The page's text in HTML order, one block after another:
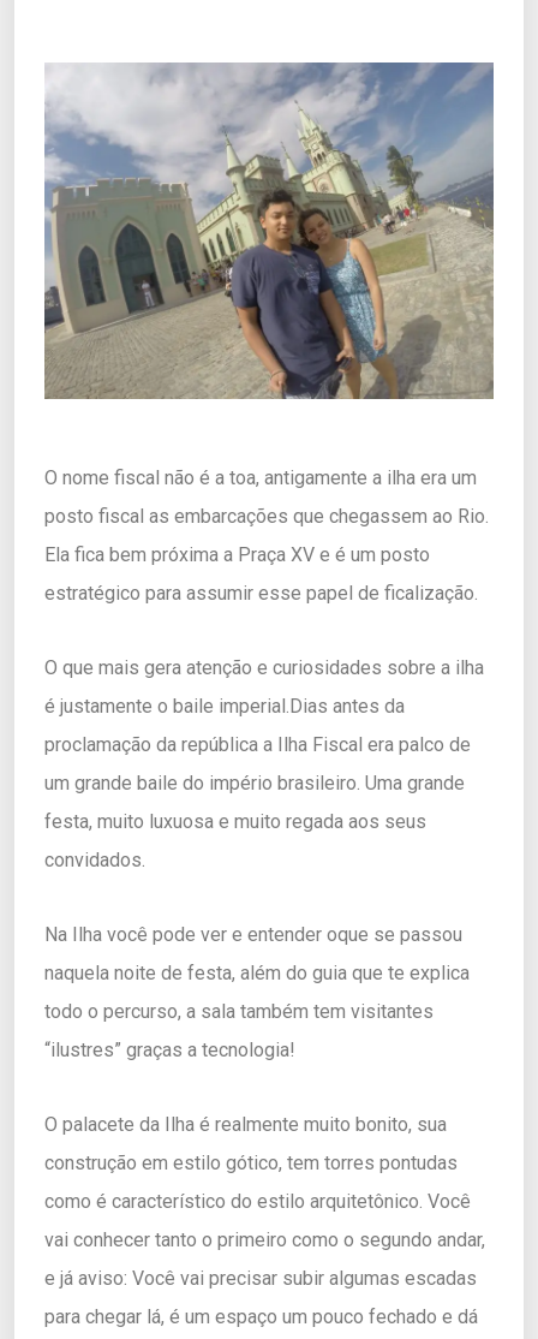
O nome fiscal não é a toa, antigamente a ilha era um
posto fiscal as embarcações que chegassem ao Rio.
Ela fica bem próxima a Praça XV e é um posto
estratégico para assumir esse papel de ficalização.
O que mais gera atenção e curiosidades sobre a ilha
é justamente o baile imperial.Dias antes da
proclamação da república a Ilha Fiscal era palco de
um grande baile do império brasileiro. Uma grande
festa, muito luxuosa e muito regada aos seus
convidados.
Na Ilha você pode ver e entender oque se passou
naquela noite de festa, além do guia que te explica
todo o percurso, a sala também tem visitantes
“ilustres” graças a tecnologia!
O palacete da Ilha é realmente muito bonito, sua
construção em estilo gótico, tem torres pontudas
como é característico do estilo arquitetônico. Você
vai conhecer tanto o primeiro como o segundo andar,
e já aviso: Você vai precisar subir algumas escadas
para chegar lá, é um espaço um pouco fechado e dá